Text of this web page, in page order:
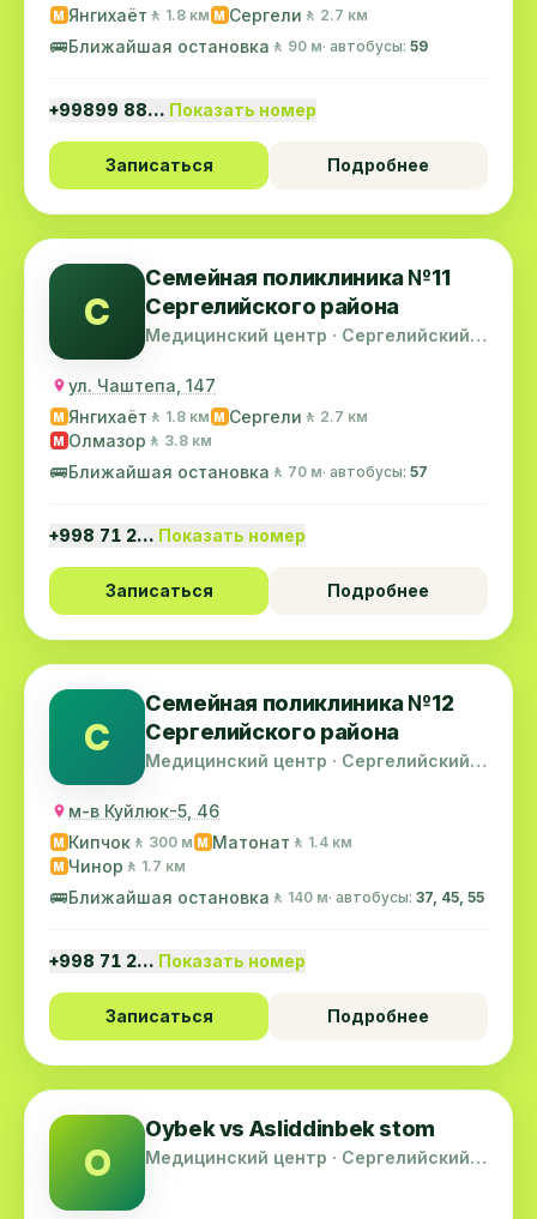
M Янгихаёт 🚶 1.8 км M Сергели 🚶 2.7 км
🚌Ближайшая остановка 🚶 90 м· автобусы: 59
+99899 88… Показать номер
Записаться Подробнее
С
Семейная поликлиника №11
Сергелийского района
Медицинский центр · Сергелийский
ул. Чаштепа, 147
M Янгихаёт 🚶 1.8 км M Сергели 🚶 2.7 км
M Олмазор 🚶 3.8 км
🚌Ближайшая остановка 🚶 70 м· автобусы: 57
+998 71 2… Показать номер
Записаться Подробнее
С
Семейная поликлиника №12
Сергелийского района
Медицинский центр · Сергелийский
м-в Куйлюк-5, 46
M Кипчок 🚶 300 м M Матонат 🚶 1.4 км
M Чинор 🚶 1.7 км
🚌Ближайшая остановка 🚶 140 м· автобусы: 37, 45, 55
+998 71 2… Показать номер
Записаться Подробнее
O
Oybek vs Asliddinbek stom
Медицинский центр · Сергелийский